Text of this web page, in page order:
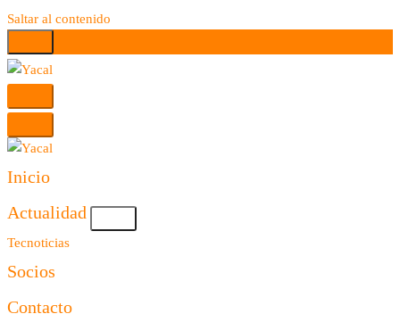
Saltar al contenido
Yacal micro hosting
Inicio
Actualidad
Tecnoticias
Socios
Contacto